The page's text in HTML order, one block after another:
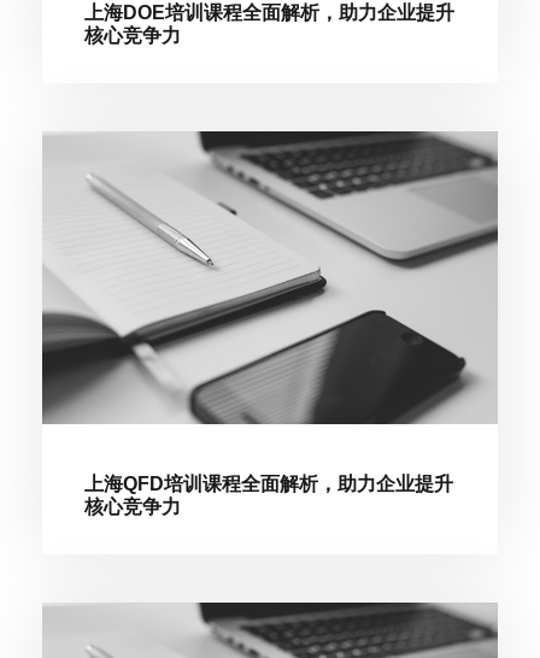
上海DOE培训课程全面解析，助力企业提升
核心竞争力
上海QFD培训课程全面解析，助力企业提升
核心竞争力